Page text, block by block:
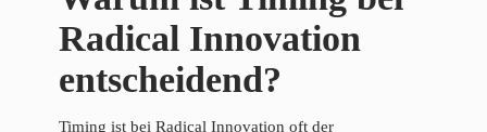
Radical Innovation
entscheidend?
Timing ist bei Radical Innovation oft der